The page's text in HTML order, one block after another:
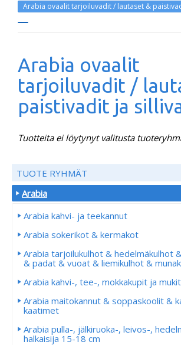
Arabia ovaalit tarjoiluvadit / lautaset &
Arabia ovaalit
tarjoiluvadit /
paistivadit ja
Tuotteita ei löytynyt valitusta
TUOTE RYHMÄT
Arabia
Arabia kahvi- ja teekannut
Arabia sokerikot & kermakot
Arabia tarjoilukulhot & hedelmäkulhot
& padat & vuoat & liemikulhot &
Arabia kahvi-, tee-, mokkakupit ja mukit
Arabia maitokannut & soppaskoolit &
kaatimet
Arabia pulla-, jälkiruoka-, leivos-,
halkaisija 15-18 cm